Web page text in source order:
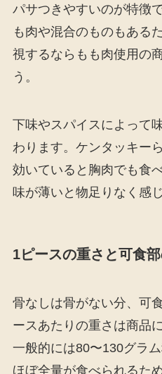
パサつきやすいのが特徴
も肉や混合のものもある
視するならもも肉使用の
う。
下味やスパイスによって
わります。ケンタッキー
効いていると胸肉でも食
味が薄いと物足りなく感
1ピースの重さと可食
骨なしは骨がない分、可
ースあたりの重さは商品
一般的には80〜130グラ
ほぼ全量が食べられるた